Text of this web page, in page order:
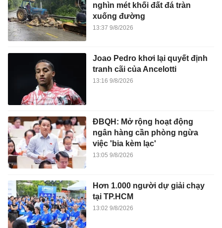
nghìn mét khối đất đá tràn
xuống đường
13:37 9/8/2026
Joao Pedro khơi lại quyết định
tranh cãi của Ancelotti
13:16 9/8/2026
ĐBQH: Mở rộng hoạt động
ngân hàng cần phòng ngừa
việc 'bia kèm lạc'
13:05 9/8/2026
Hơn 1.000 người dự giải chạy
tại TP.HCM
13:02 9/8/2026